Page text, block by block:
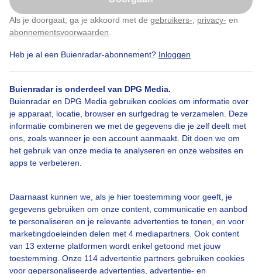
Als je doorgaat, ga je akkoord met de gebruikers- privacy- en
abonnementsvoorwaarden
Heb je al een Buienradar-abonnement? Inloggen
Buienradar is onderdeel van DPG Media.
Buienradar en DPG Media gebruiken cookies om informatie over
je apparaat, locatie, browser en surfgedrag te verzamelen. Deze
informatie combineren we met de gegevens die je zelf deelt met
ons, zoals wanneer je een account aanmaakt. Dit doen we om
het gebruik van onze media te analyseren en onze websites en
apps te verbeteren.
Daarnaast kunnen we, als je hier toestemming voor geeft, je
gegevens gebruiken om onze content, communicatie en aanbod
te personaliseren en je relevante advertenties te tonen, en voor
marketingdoeleinden delen met 4 mediapartners. Ook content
van 13 externe platformen wordt enkel getoond met jouw
toestemming. Onze 114 advertentie partners gebruiken cookies
voor gepersonaliseerde advertenties, advertentie- en
Over Buienradar
Bedrijfsgegevens
Veelgestelde vragen
Contact
Toegankelijkheid
Buienradar Team
Privacy beleid
Cookie beleid
Privacy instellingen
Klik hierom dit aan te passen